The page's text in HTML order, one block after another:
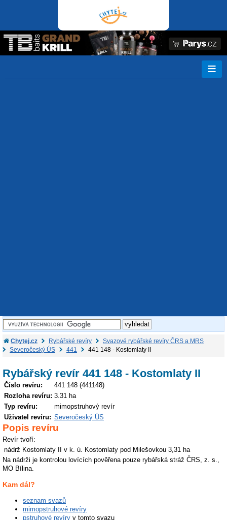
Chytej.cz Rybářské revíry
Svazové rybářské revíry ČRS a MRS
Severočeský ÚS
441 441 148 - Kostomlaty II
Rybářský revír 441 148 - Kostomlaty II
Číslo revíru:
441 148 (441148)
Rozloha revíru: 3.31 ha
Typ revíru:
mimopstruhový revír
Uživatel revíru: Severočeský ÚS
Popis revíru
Revír tvoří:
nádrž Kostomlaty II
v k. ú. Kostomlaty pod Milešovkou 3,31 ha
Na nádrži je kontrolou lovících pověřena pouze rybářská stráž ČRS, z. s.,
MO Bílina.
Kam dál?
seznam svazů
mimopstruhové revíry
pstruhové revíry v tomto svazu